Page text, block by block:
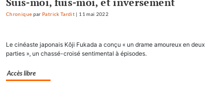
Chronique par Patrick Tardit | 11 mai 2022
Le cinéaste japonais Kôji Fukada a conçu « un drame amoureux en deux
parties », un chassé-croisé sentimental à épisodes.
Accès libre